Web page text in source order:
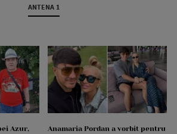
ANTENA 1
Azur,
Anamaria Pordan a vorbit pentru